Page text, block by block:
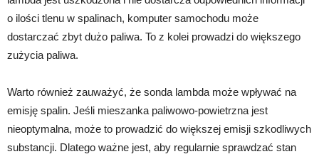
o ilości tlenu w spalinach, komputer samochodu może
dostarczać zbyt dużo paliwa. To z kolei prowadzi do większego
zużycia paliwa.
Warto również zauważyć, że sonda lambda może wpływać na
emisję spalin. Jeśli mieszanka paliwowo-powietrzna jest
nieoptymalna, może to prowadzić do większej emisji szkodliwych
substancji. Dlatego ważne jest, aby regularnie sprawdzać stan